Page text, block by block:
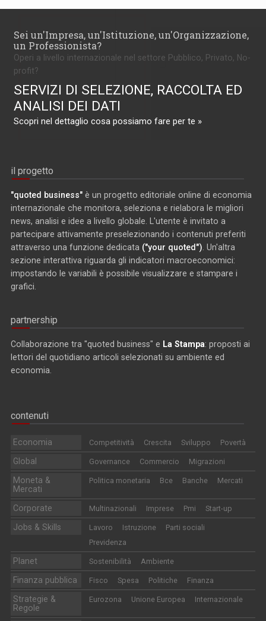
Sei un'Impresa, un'Istituzione, un'Organizzazione,
un Professionista?
Operi a livello internazionale nel settore Pubblico, Privato, No-
profit?
SERVIZI DI SELEZIONE, RACCOLTA ED
ANALISI DEI DATI
Scopri nel dettaglio cosa possiamo fare per te »
il progetto
"quoted business" è un progetto editoriale online di economia
internazionale che monitora, seleziona e rielabora le migliori
news, analisi e idee a livello globale. L'utente è invitato a
partecipare attivamente preselezionando i contenuti preferiti
attraverso una funzione dedicata ("your quoted") . Un'altra
sezione interattiva riguarda gli indicatori macroeconomici:
impostando le variabili è possibile visualizzare e stampare i
grafici.
partnership
Collaborazione tra "quoted business" e La Stampa: proposti ai
lettori del quotidiano articoli selezionati su ambiente ed
economia.
contenuti
Economia Competitività Crescita Sviluppo Povertà
Global Governance Commercio Migrazioni
Moneta &
Mercati
Politica monetaria Bce Banche Mercati
Corporate Multinazionali Imprese Pmi Start-up
Jobs & Skills Lavoro Istruzione
Parti sociali
Previdenza
Planet Sostenibilità Ambiente
Finanza pubblica Fisco Spesa Politiche Finanza
Strategie &
Regole
Eurozona Unione Europea Internazionale